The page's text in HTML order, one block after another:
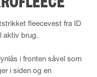
fleecevest fra ID
aktiv brug.
i fronten såvel som
i siden og en